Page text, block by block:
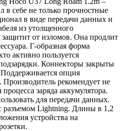
в себе не только прочностные
в виде передачи данных и
из утолщенного
защитит от изломов. Она продлит
Г-образная форма
активно пользуется
Коннекторы закрыты
опция
рекомендует не
заряда аккумулятора.
для передачи данных.
разъемом Lightning. Длины в 1,2
устройства на